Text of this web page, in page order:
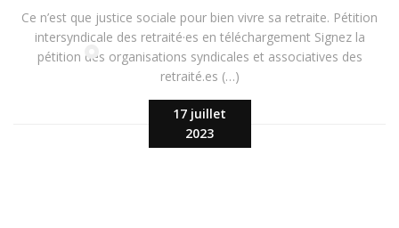
17 juillet
2023
Ce n’est que justice sociale pour bien vivre sa retraite. Pétition
intersyndicale des retraité·es en téléchargement Signez la
pétition des organisations syndicales et associatives des
retraité.es (…)